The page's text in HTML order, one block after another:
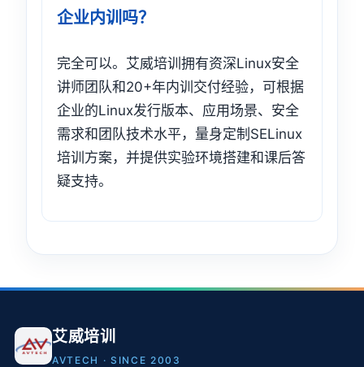
企业内训吗？
完全可以。艾威培训拥有资深Linux安全
讲师团队和20+年内训交付经验，可根据
企业的Linux发行版本、应用场景、安全
需求和团队技术水平，量身定制SELinux
培训方案，并提供实验环境搭建和课后答
疑支持。
艾威培训
AVTECH · SINCE 2003